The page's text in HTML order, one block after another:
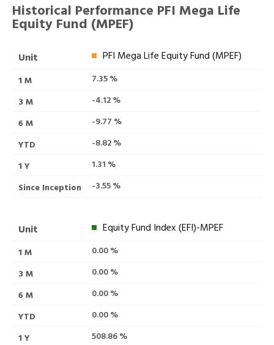
Historical Performance PFI Mega Life
Equity Fund (MPEF)
PFI Mega Life Equity Fund (MPEF)
7.35 %
-4.12 %
-9.77 %
-8.82 %
1.31 %
-3.55 %
Equity Fund Index (EFI)-MPEF
0.00 %
0.00 %
0.00 %
0.00 %
508.86 %